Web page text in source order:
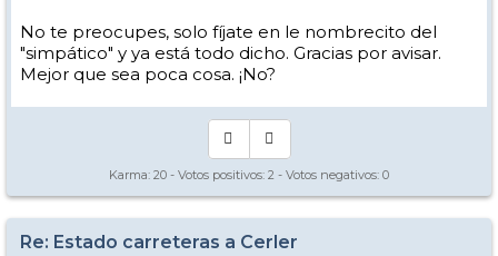
No te preocupes, solo fíjate en le nombrecito del
"simpático" y ya está todo dicho. Gracias por avisar.
Mejor que sea poca cosa. ¡No?
Karma: 20 - Votos positivos: 2 - Votos negativos: 0
Re: Estado carreteras a Cerler